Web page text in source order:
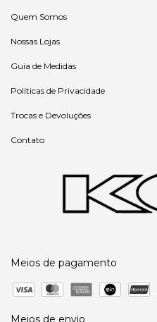
Quem Somos
Nossas Lojas
Guia de Medidas
Politicas de Privacidade
Trocas e Devoluções
Contato
Meios de pagamento
Meios de envio